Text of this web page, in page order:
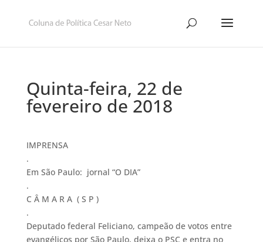
Quinta-feira, 22 de
fevereiro de 2018
IMPRENSA
.
Em São Paulo: jornal “O DIA”
.
C Â M A R A ( S P )
.
Deputado federal Feliciano, campeão de votos entre
evangélicos por São Paulo, deixa o PSC e entra no